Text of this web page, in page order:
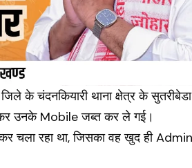
के चंदनकियारी थाना क्षेत्र के सुतरीबेडा
उनके Mobile जब्त कर ले गई।
चला रहा था, जिसका वह खुद ही